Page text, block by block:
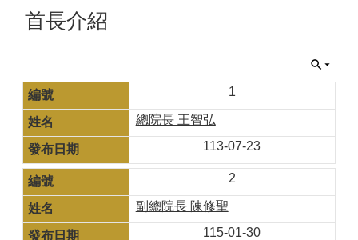
首長介紹
1
總院長 王智弘
113-07-23
2
副總院長 陳修聖
115-01-30